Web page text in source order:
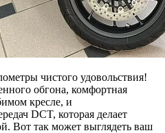
чистого удовольствия!
обгона, комфортная
кресле, и
DCT, которая делает
Вот так может выглядеть ваш